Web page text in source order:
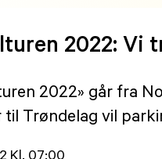
2022: Vi
2022» går fra
til Trøndelag vil
Kl. 07:00